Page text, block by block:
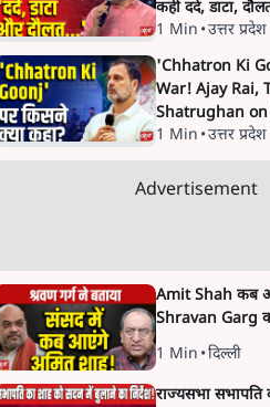
कही दर्द, डाटा,
1 Min •उत्तर प्रदेश
'Chhatron Ki
War! Ajay Rai,
Shatrughan
1 Min •उत्तर प्रदेश
Advertisement
Amit Shah कब
Shravan Garg
1 Min •दिल्ली
राज्यसभा